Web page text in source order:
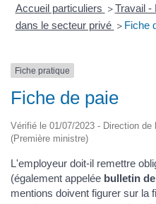
Accueil particuliers > Travail -
dans le secteur privé > Fiche
Fiche pratique
Fiche de paie
Vérifié le 01/07/2023 - Direction
(Première ministre)
L'employeur doit-il remettre
(également appelée bulletin
mentions doivent figurer sur la